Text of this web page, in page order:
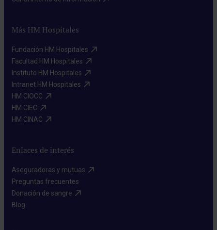
Más HM Hospitales
Fundación HM Hospitales​
Facultad HM Hospitales​
Instituto HM Hospitales​
Intranet HM Hospitales​
HM CIOCC​
HM CIEC​
HM CINAC​
Enlaces de interés
Aseguradoras y mutuas​
Preguntas frecuentes​
Donación de sangre​
Blog​